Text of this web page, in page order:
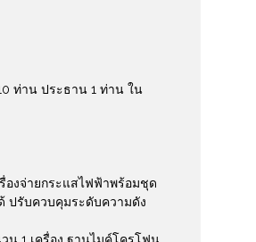
ท่าน ประธาน 1 ท่าน ใน
องจ่ายกระแสไฟฟ้าพร้อมชุด
ปรับควบคุมระดับความดัง